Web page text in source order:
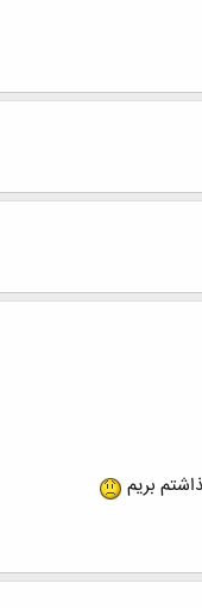
بریم